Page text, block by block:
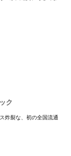
ク
炸裂な、初の全国流通